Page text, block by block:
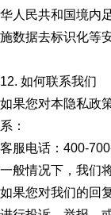
华人民共和国境内
施数据去标识化等
12. 如何联系我们
如果您对本隐私政
系：
客服电话：400-
一般情况下，我们
如果您对我们的回